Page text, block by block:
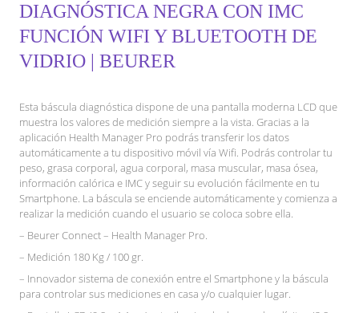
DIAGNÓSTICA NEGRA CON IMC
FUNCIÓN WIFI Y BLUETOOTH DE
VIDRIO | BEURER
Esta báscula diagnóstica dispone de una pantalla moderna LCD que
muestra los valores de medición siempre a la vista. Gracias a la
aplicación Health Manager Pro podrás transferir los datos
automáticamente a tu dispositivo móvil vía Wifi. Podrás controlar tu
peso, grasa corporal, agua corporal, masa muscular, masa ósea,
información calórica e IMC y seguir su evolución fácilmente en tu
Smartphone. La báscula se enciende automáticamente y comienza a
realizar la medición cuando el usuario se coloca sobre ella.
– Beurer Connect – Health Manager Pro.
– Medición 180 Kg / 100 gr.
– Innovador sistema de conexión entre el Smartphone y la báscula
para controlar sus mediciones en casa y/o cualquier lugar.